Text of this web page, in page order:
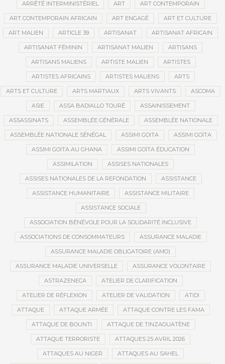
ARRÊTÉ INTERMINISTÉRIEL ART ART CONTEMPORAIN
ART CONTEMPORAIN AFRICAIN ART ENGAGÉ ART ET CULTURE
ART MALIEN ARTICLE 39 ARTISANAT ARTISANAT AFRICAIN
ARTISANAT FÉMININ ARTISANAT MALIEN ARTISANS
ARTISANS MALIENS ARTISTE MALIEN ARTISTES
ARTISTES AFRICAINS ARTISTES MALIENS ARTS
ARTS ET CULTURE ARTS MARTIAUX ARTS VIVANTS ASCOMA
ASIE ASSA BADIALLO TOURÉ ASSAINISSEMENT
ASSASSINATS ASSEMBLÉE GÉNÉRALE ASSEMBLÉE NATIONALE
ASSEMBLÉE NATIONALE SÉNÉGAL ASSIMI GOITA ASSIMI GOÏTA
ASSIMI GOITA AU GHANA ASSIMI GOÏTA ÉDUCATION
ASSIMILATION ASSISES NATIONALES
ASSISES NATIONALES DE LA REFONDATION ASSISTANCE
ASSISTANCE HUMANITAIRE ASSISTANCE MILITAIRE
ASSISTANCE SOCIALE
ASSOCIATION BÉNÉVOLE POUR LA SOLIDARITÉ INCLUSIVE
ASSOCIATIONS DE CONSOMMATEURS ASSURANCE MALADIE
ASSURANCE MALADIE OBLIGATOIRE (AMO)
ASSURANCE MALADIE UNIVERSELLE ASSURANCE VOLONTAIRE
ASTRAZENECA ATELIER DE CLARIFICATION
ATELIER DE RÉFLEXION ATELIER DE VALIDATION ATIDI
ATTAQUE ATTAQUE ARMÉE ATTAQUE CONTRE LES FAMA
ATTAQUE DE BOUNTI ATTAQUE DE TINZAOUATÈNE
ATTAQUE TERRORISTE ATTAQUES 25 AVRIL 2026
ATTAQUES AU NIGER ATTAQUES AU SAHEL